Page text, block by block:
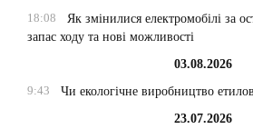
18:08
Як змінилися електромобілі за
запас ходу та нові можливості
03.08.2026
9:43
Чи екологічне виробництво
23.07.2026